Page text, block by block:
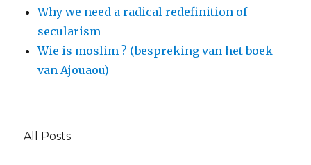
Why we need a radical redefinition of
secularism
Wie is moslim ? (bespreking van het boek
van Ajouaou)
All Posts